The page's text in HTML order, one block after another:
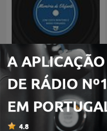
TSF - Memória de Elefante
- Podcast